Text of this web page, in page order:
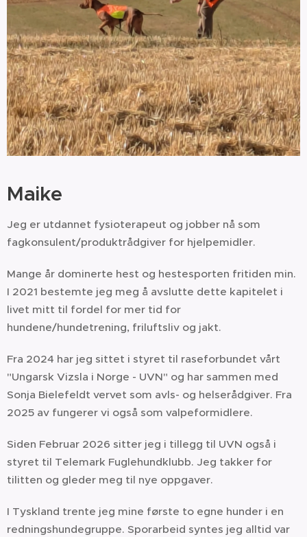
Maike
Jeg er utdannet fysioterapeut og jobber nå som
fagkonsulent/produktrådgiver for hjelpemidler.
Mange år dominerte hest og hestesporten fritiden min.
I 2021 bestemte jeg meg å avslutte dette kapitelet i
livet mitt til fordel for mer tid for
hundene/hundetrening, friluftsliv og jakt.
Fra 2024 har jeg sittet i styret til raseforbundet vårt
"Ungarsk Vizsla i Norge - UVN" og har sammen med
Sonja Bielefeldt vervet som avls- og helserådgiver. Fra
2025 av fungerer vi også som valpeformidlere.
Siden Februar 2026 sitter jeg i tillegg til UVN også i
styret til Telemark Fuglehundklubb. Jeg takker for
tilitten og gleder meg til nye oppgaver.
I Tyskland trente jeg mine første to egne hunder i en
redningshundegruppe. Sporarbeid syntes jeg alltid var